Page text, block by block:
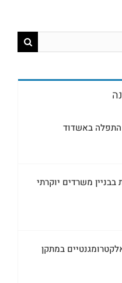
התפלה באשדוד
משרדים יוקרתי
במתקן